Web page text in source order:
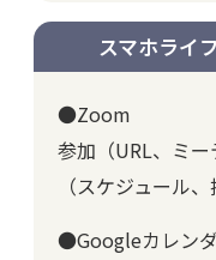
スマホライ
●Zoom
参加（URL、ミ
（スケジュール、
●Googleカレン